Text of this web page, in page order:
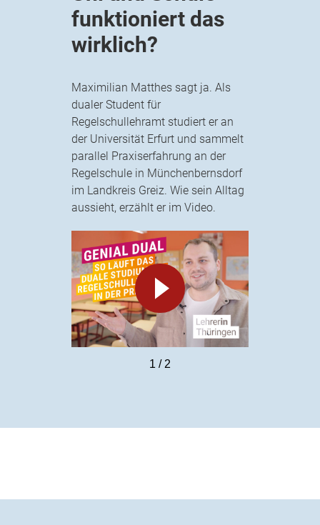
funktioniert das
wirklich?
Maximilian Matthes sagt ja. Als
dualer Student für
Regelschullehramt studiert er an
der Universität Erfurt und sammelt
parallel Praxiserfahrung an der
Regelschule in Münchenbernsdorf
im Landkreis Greiz. Wie sein Alltag
aussieht, erzählt er im Video.
Video
abspielen
1 / 2